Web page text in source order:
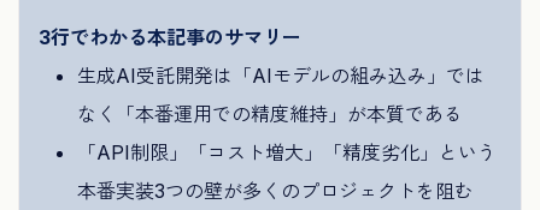
3行でわかる本記事のサマリー
生成AI受託開発は「AIモデルの組み込み」では
なく「本番運用での精度維持」が本質である
「API制限」「コスト増大」「精度劣化」という
本番実装3つの壁が多くのプロジェクトを阻む